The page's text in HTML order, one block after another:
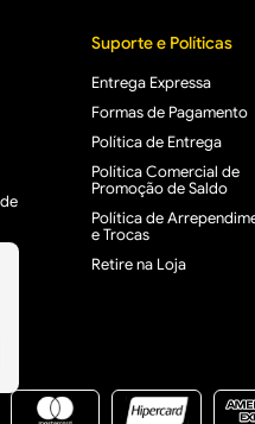
Suporte e Políticas
Entrega Expressa
Formas de Pagamento
Política de Entrega
Política Comercial de
Promoção de Saldo
Política de
e Trocas
Retire na Loja